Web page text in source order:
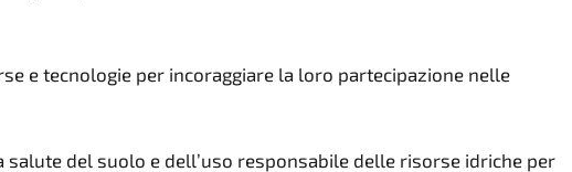
e tecnologie per incoraggiare la loro partecipazione nelle
del suolo e dell’uso responsabile delle risorse idriche per